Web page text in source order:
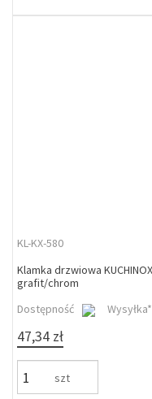
KL-KX-580
Klamka drzwiowa
grafit/chrom
Dostępność
47,34 zł
szt